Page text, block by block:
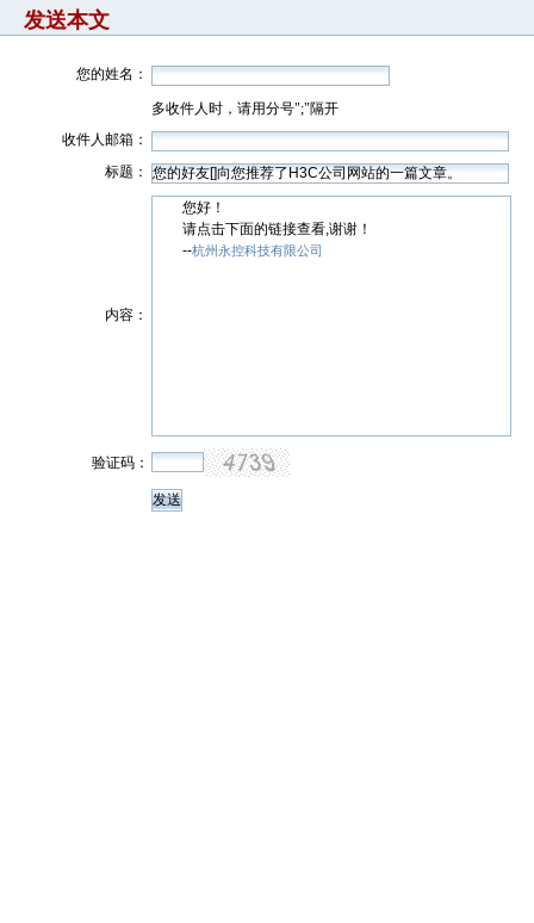
发送本文
您的姓名：
多收件人时，请用分号";"隔开
收件人邮箱：
标题：
内容：
您好！
请点击下面的链接查看,谢谢！
--杭州永控科技有限公司
验证码：